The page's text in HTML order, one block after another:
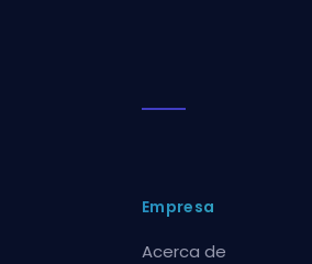
Empresa
Acerca de